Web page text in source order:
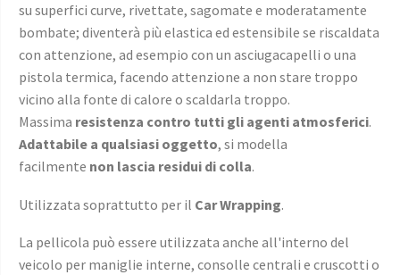
su superfici curve, rivettate, sagomate e moderatamente
bombate; diventerà più elastica ed estensibile se riscaldata
con attenzione, ad esempio con un asciugacapelli o una
pistola termica, facendo attenzione a non stare troppo
vicino alla fonte di calore o scaldarla troppo.
Massima resistenza contro tutti gli agenti atmosferici.
Adattabile a qualsiasi oggetto, si modella
facilmente non lascia residui di colla.
Utilizzata soprattutto per il Car Wrapping.
La pellicola può essere utilizzata anche all'interno del
veicolo per maniglie interne, consolle centrali e cruscotti o